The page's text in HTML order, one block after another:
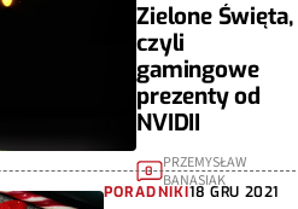
Zielone Święta,
czyli
gamingowe
prezenty od
NVIDII
0 PRZEMYSŁAW
BANASIAK
PORADNIKI18 GRU 2021